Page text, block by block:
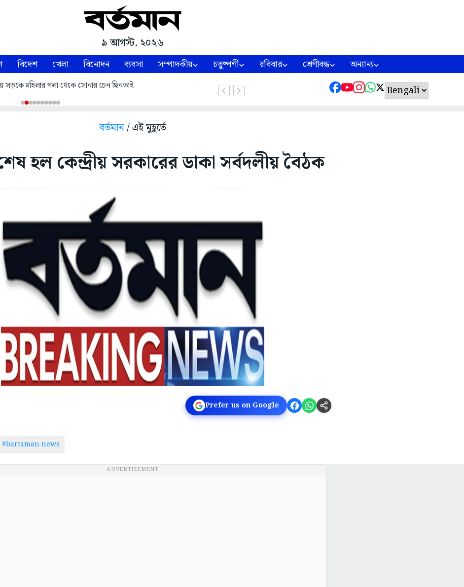
৯ আগস্ট, ২০২৬
বিদেশ খেলা বিনোদন ব্যবসা সম্পাদকীয় চতুষ্পর্ণী রবিবার শ্রেণীবদ্ধ অন্যান্য
সড়কে মহিলার গলা থেকে সোনার চেন ছিনতাই
বর্তমান/ এই মুহূর্তে
হল কেন্দ্রীয় সরকারের ডাকা সর্বদলীয় বৈঠক
Prefer us on Google
#bartaman news
ADVERTISEMENT